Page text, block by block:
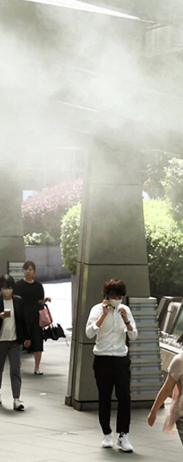
％、遮光率99.99％の十分な性
提げても傘の先端が地面に触
られた薄いパネルの効果で、傘
の遮熱性能と耐水圧2万7000㎜
格：8250円